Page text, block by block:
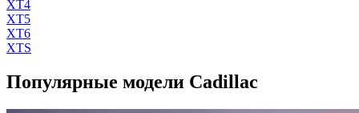
XT4
XT5
XT6
XTS
Популярные модели Cadillac